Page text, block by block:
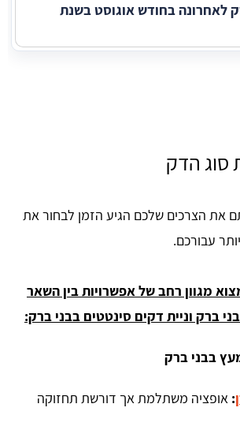
לאחרונה בחודש אוגוסט בשנת
את הצרכים שלכם הגיע הזמן לבחור את
עבורכם.
מגוון רחב של אפשרויות בין השאר
ברק וניית דקים סינטטים בבני ברק:
בבני ברק
: אופציה משתלמת אך דורשת תחזוקה